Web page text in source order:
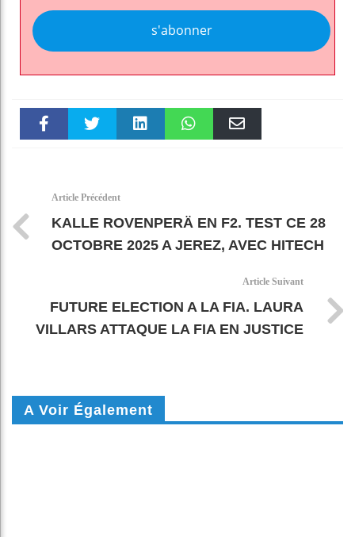
s'abonner
Article Précédent
KALLE ROVENPERÄ EN F2. TEST CE 28
OCTOBRE 2025 A JEREZ, AVEC HITECH
Article Suivant
FUTURE ELECTION A LA FIA. LAURA
VILLARS ATTAQUE LA FIA EN JUSTICE
A Voir Également